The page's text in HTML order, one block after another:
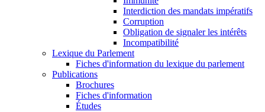
Interdiction des mandats impératifs
Corruption
Obligation de signaler les intérêts
Incompatibilité
Lexique du Parlement
Fiches d'information du lexique du parlement
Publications
Brochures
Fiches d'information
Études